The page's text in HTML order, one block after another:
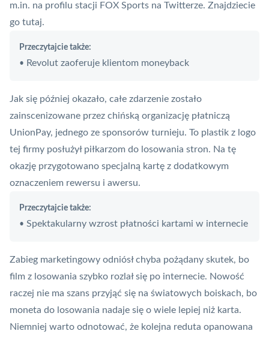
m.in. na profilu stacji FOX Sports na Twitterze. Znajdziecie
go tutaj.
Przeczytajcie także:
• Revolut zaoferuje klientom moneyback
Jak się później okazało, całe zdarzenie zostało
zainscenizowane przez chińską organizację płatniczą
UnionPay, jednego ze sponsorów turnieju. To plastik z logo
tej firmy posłużył piłkarzom do losowania stron. Na tę
okazję przygotowano specjalną kartę z dodatkowym
oznaczeniem rewersu i awersu.
Przeczytajcie także:
• Spektakularny wzrost płatności kartami w internecie
Zabieg marketingowy odniósł chyba pożądany skutek, bo
film z losowania szybko rozlał się po internecie. Nowość
raczej nie ma szans przyjąć się na światowych boiskach, bo
moneta do losowania nadaje się o wiele lepiej niż karta.
Niemniej warto odnotować, że kolejna reduta opanowana